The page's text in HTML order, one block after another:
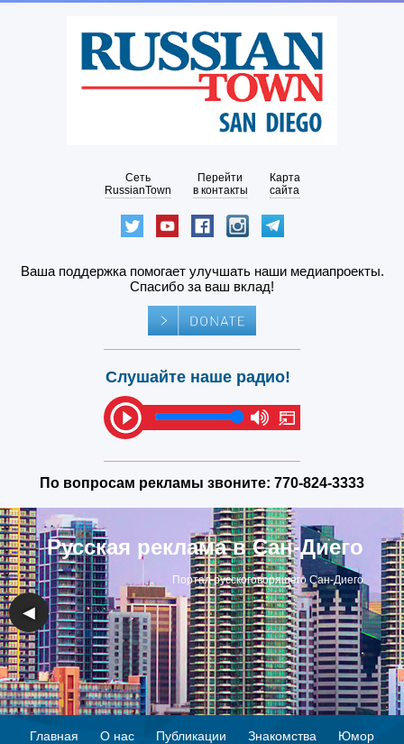
Сеть
RussianTown
Перейти
в контакты
Карта
сайта
Ваша поддержка помогает улучшать наши медиапроекты.
Спасибо за ваш вклад!
Слушайте наше радио!
По вопросам рекламы звоните: 770-824-3333
Русская реклама в Сан-Диего
Портал русскоговорящего Сан-Диего
◀ ▶
Главная О нас Публикации Знакомства Юмор